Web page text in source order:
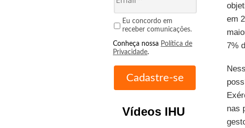
Eu concordo em
receber comunicações.
Conheça nossa Política de
Privacidade.
Vídeos IHU
em
7%
nas